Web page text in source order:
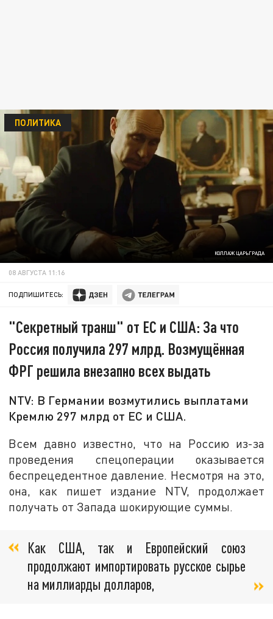
КОЛЛАЖ ЦАРЬГРАДА
ПОЛИТИКА
08 АВГУСТА 11:16
ПОДПИШИТЕСЬ:
"Секретный транш" от ЕС и США: За что
Россия получила 297 млрд. Возмущённая
ФРГ решила внезапно всех выдать
NTV: В Германии возмутились выплатами
Кремлю 297 млрд от ЕС и США.
Всем давно известно, что на Россию из-за
проведения спецоперации оказывается
беспрецедентное давление. Несмотря на это,
она, как пишет издание NTV, продолжает
получать от Запада шокирующие суммы.
Как США, так и Европейский союз
продолжают импортировать русское сырье
на миллиарды долларов,